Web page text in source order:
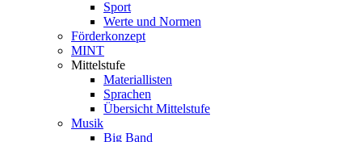
Sport
Werte und Normen
Förderkonzept
MINT
Mittelstufe
Materiallisten
Sprachen
Übersicht Mittelstufe
Musik
Big Band